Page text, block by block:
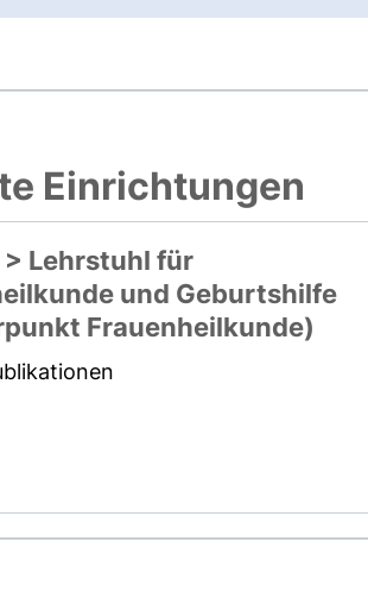
Einrichtungen
Lehrstuhl für
und Geburtshilfe
Frauenheilkunde)